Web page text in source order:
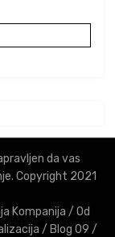
da vas
Copyright 2021
Kompanija / Od
/ Blog 09 /